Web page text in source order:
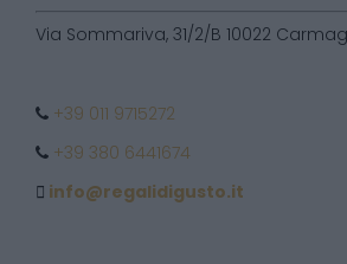
Via Sommariva, 31/2/B 10022
+39 011 9715272
+39 380 6441674
info@regalidigusto.it